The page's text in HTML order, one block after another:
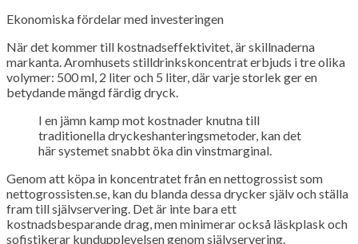
Ekonomiska fördelar med investeringen
När det kommer till kostnadseffektivitet, är skillnaderna
markanta. Aromhusets stilldrinkskoncentrat erbjuds i tre olika
volymer: 500 ml, 2 liter och 5 liter, där varje storlek ger en
betydande mängd färdig dryck.
I en jämn kamp mot kostnader knutna till
traditionella dryckeshanteringsmetoder, kan det
här systemet snabbt öka din vinstmarginal.
Genom att köpa in koncentratet från en nettogrossist som
nettogrossisten.se, kan du blanda dessa drycker själv och ställa
fram till självservering. Det är inte bara ett
kostnadsbesparande drag, men minimerar också läskplask och
sofistikerar kundupplevelsen genom självservering.